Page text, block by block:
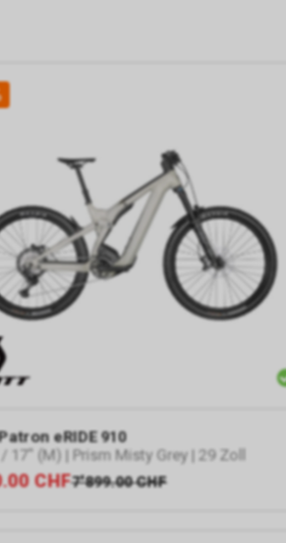
eRIDE 910
17" (M) | Prism Misty Grey | 29 Zoll
CHF7'899.00 CHF